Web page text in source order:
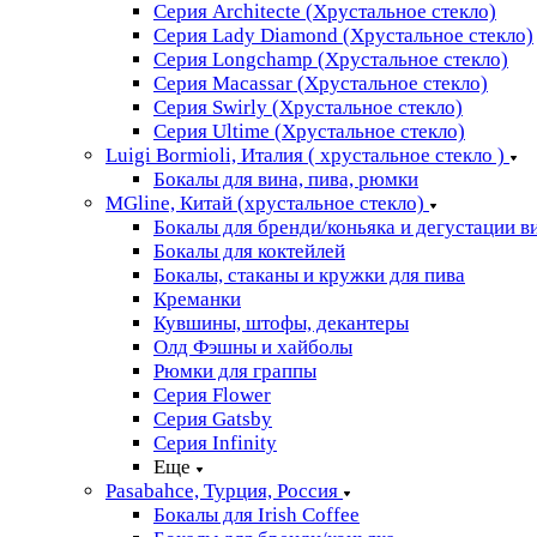
Серия Architecte (Хрустальное стекло)
Серия Lady Diamond (Хрустальное стекло)
Серия Longchamp (Хрустальное стекло)
Серия Macassar (Хрустальное стекло)
Серия Swirly (Хрустальное стекло)
Серия Ultime (Хрустальное стекло)
Luigi Bormioli, Италия ( хрустальное стекло )
Бокалы для вина, пива, рюмки
MGline, Китай (хрустальное стекло)
Бокалы для бренди/коньяка и дегустации
Бокалы для коктейлей
Бокалы, стаканы и кружки для пива
Креманки
Кувшины, штофы, декантеры
Олд Фэшны и хайболы
Рюмки для граппы
Серия Flower
Серия Gatsby
Серия Infinity
Еще
Pasabahce, Турция, Россия
Бокалы для Irish Coffee